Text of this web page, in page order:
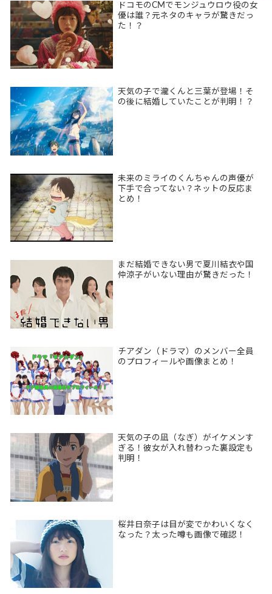
ドコモのCMでモンジュウロウ役の女
優は誰？元ネタのキャラが驚きだっ
た！？
天気の子で瀧くんと三葉が登場！そ
の後に結婚していたことが判明！？
未来のミライのくんちゃんの声優が
下手で合ってない？ネットの反応ま
とめ！
まだ結婚できない男で夏川結衣や国
仲涼子がいない理由が驚きだった！
チアダン（ドラマ）のメンバー全員
のプロフィールや画像まとめ！
天気の子の凪（なぎ）がイケメンす
ぎる！彼女が入れ替わった裏設定も
判明！
桜井日奈子は目が変でかわいくなく
なった？太った噂も画像で確認！